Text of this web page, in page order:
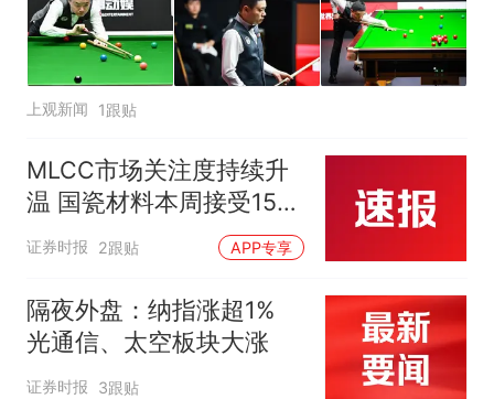
上观新闻 1跟贴
MLCC市场关注度持续升
温 国瓷材料本周接受152
家机构调研
证券时报 2跟贴 APP专享
隔夜外盘：纳指涨超1%
光通信、太空板块大涨
证券时报 3跟贴